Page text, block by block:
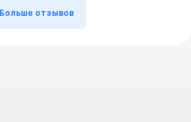
Больше отзывов